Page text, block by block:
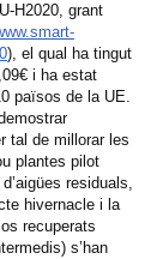
H2020, grant
), el qual ha tingut
i ha estat
països de la UE.
tal de millorar les
plantes pilot
residuals,
hivernacle i la
recuperats
s’han